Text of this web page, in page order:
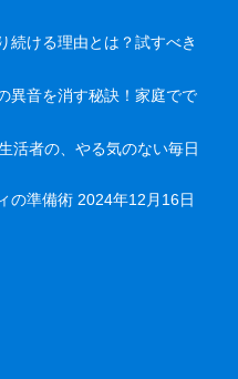
続ける理由とは？試すべき
異音を消す秘訣！家庭でで
活者の、やる気のない毎日
の準備術 2024年12月16日